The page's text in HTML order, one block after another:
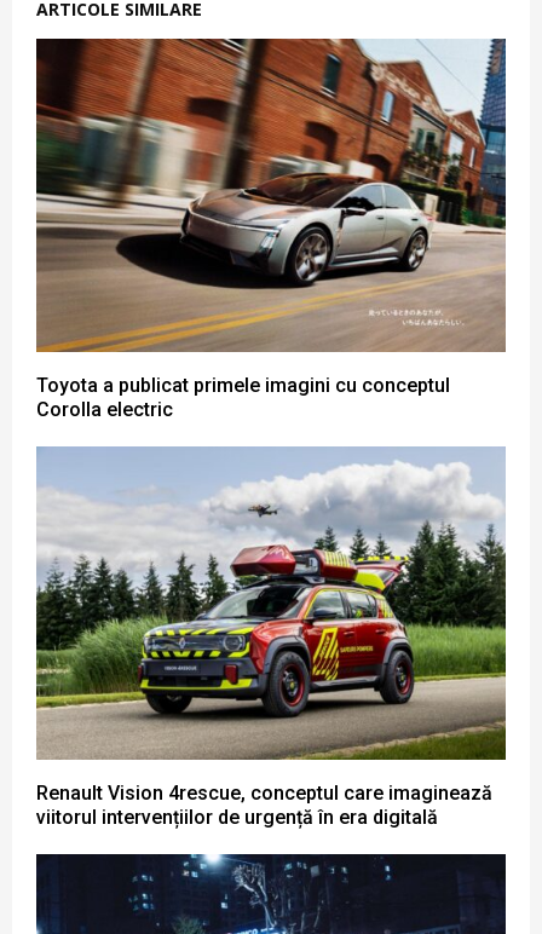
ARTICOLE SIMILARE
Toyota a publicat primele imagini cu conceptul
Corolla electric
Renault Vision 4rescue, conceptul care imaginează
viitorul intervențiilor de urgență în era digitală